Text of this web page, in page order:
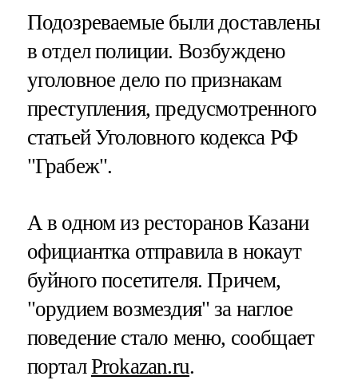
Подозреваемые были доставлены
в отдел полиции. Возбуждено
уголовное дело по признакам
преступления, предусмотренного
статьей Уголовного кодекса РФ
"Грабеж".
А в одном из ресторанов Казани
официантка отправила в нокаут
буйного посетителя. Причем,
"орудием возмездия" за наглое
поведение стало меню, сообщает
порталProkazan.ru.